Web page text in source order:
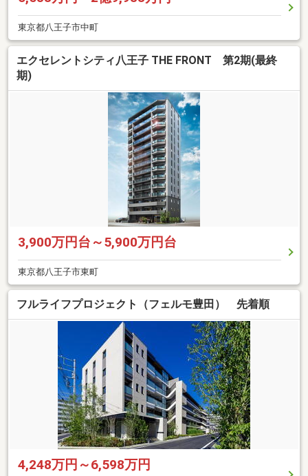
東京都八王子市中町
エクセレントシティ八王子 THE FRONT 第2期(最終
期)
3,900万円台～5,900万円台
東京都八王子市東町
フルライフプロジェクト（フェルモ豊田） 先着順
4,248万円～6,598万円